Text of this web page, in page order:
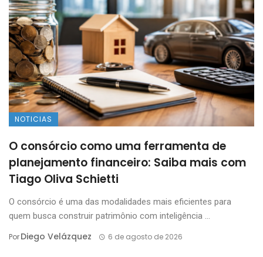
NOTICIAS
O consórcio como uma ferramenta de
planejamento financeiro: Saiba mais com
Tiago Oliva Schietti
O consórcio é uma das modalidades mais eficientes para
quem busca construir patrimônio com inteligência ...
PorDiego Velázquez 6 de agosto de 2026